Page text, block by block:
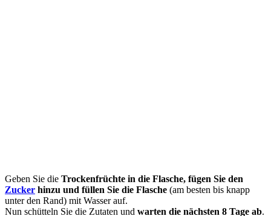
Geben Sie die Trockenfrüchte in die Flasche, fügen Sie den
Zucker hinzu und füllen Sie die Flasche (am besten bis knapp
unter den Rand) mit Wasser auf.
Nun schütteln Sie die Zutaten und warten die nächsten 8 Tage ab.